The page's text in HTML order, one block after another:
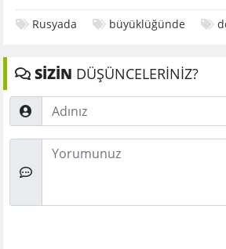
Rusyada büyüklüğünde
SİZİN DÜŞÜNCELERİNİZ?
Adınız
Düşünceleriniz